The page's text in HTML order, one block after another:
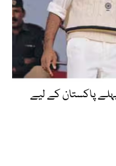
پاکستان کے لیے